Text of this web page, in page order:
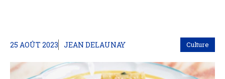
25 AOÛT 2023 JEAN DELAUNAY Culture